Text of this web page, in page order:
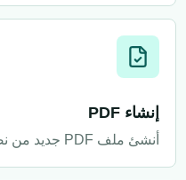
إنشاء PDF
أنشئ ملف PDF جديد من نصوص أو صور أو مستندات.